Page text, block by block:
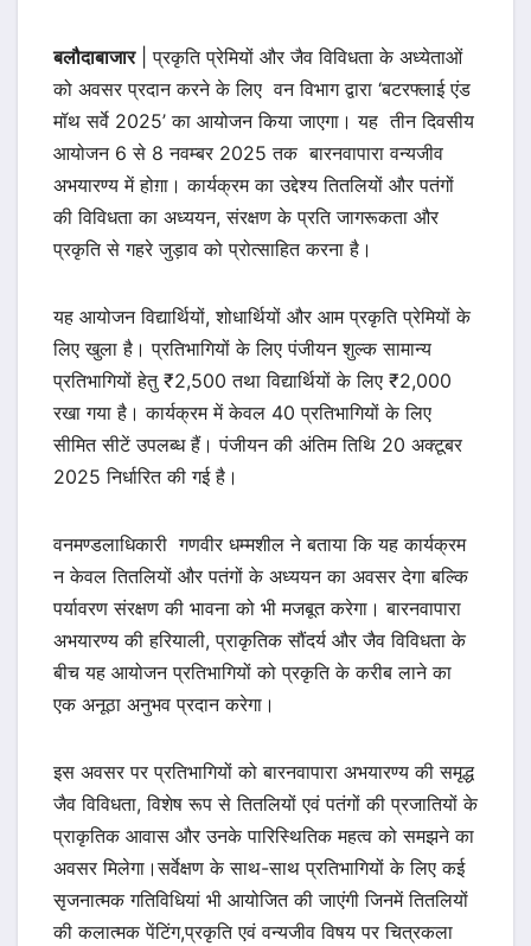
बलौदाबाजार| प्रकृति प्रेमियों और जैव विविधता के अध्येताओं
को अवसर प्रदान करने के लिए वन विभाग द्वारा ‘बटरफ्लाई एंड
मॉथ सर्वे 2025’ का आयोजन किया जाएगा। यह तीन दिवसीय
आयोजन 6 से 8 नवम्बर 2025 तक बारनवापारा वन्यजीव
अभयारण्य में होग़ा। कार्यक्रम का उद्देश्य तितलियों और पतंगों
की विविधता का अध्ययन, संरक्षण के प्रति जागरूकता और
प्रकृति से गहरे जुड़ाव को प्रोत्साहित करना है।
यह आयोजन विद्यार्थियों, शोधार्थियों और आम प्रकृति प्रेमियों के
लिए खुला है। प्रतिभागियों के लिए पंजीयन शुल्क सामान्य
प्रतिभागियों हेतु ₹2,500 तथा विद्यार्थियों के लिए ₹2,000
रखा गया है। कार्यक्रम में केवल 40 प्रतिभागियों के लिए
सीमित सीटें उपलब्ध हैं। पंजीयन की अंतिम तिथि 20 अक्टूबर
2025 निर्धारित की गई है।
वनमण्डलाधिकारी गणवीर धम्मशील ने बताया कि यह कार्यक्रम
न केवल तितलियों और पतंगों के अध्ययन का अवसर देगा बल्कि
पर्यावरण संरक्षण की भावना को भी मजबूत करेगा। बारनवापारा
अभयारण्य की हरियाली, प्राकृतिक सौंदर्य और जैव विविधता के
बीच यह आयोजन प्रतिभागियों को प्रकृति के करीब लाने का
एक अनूठा अनुभव प्रदान करेगा।
इस अवसर पर प्रतिभागियों को बारनवापारा अभयारण्य की समृद्ध
जैव विविधता, विशेष रूप से तितलियों एवं पतंगों की प्रजातियों के
प्राकृतिक आवास और उनके पारिस्थितिक महत्व को समझने का
अवसर मिलेगा।सर्वेक्षण के साथ-साथ प्रतिभागियों के लिए कई
सृजनात्मक गतिविधियां भी आयोजित की जाएंगी जिनमें तितलियों
की कलात्मक पेंटिंग,प्रकृति एवं वन्यजीव विषय पर चित्रकला